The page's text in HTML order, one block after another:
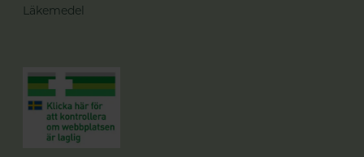
Läkemedel